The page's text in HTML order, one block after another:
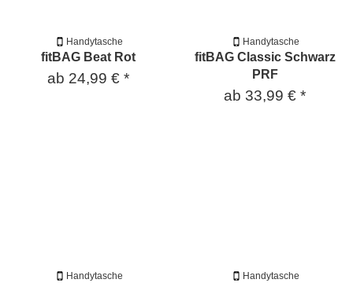
Handytasche
fitBAG Beat Rot
ab 24,99 € *
Handytasche
fitBAG Classic Schwarz
PRF
ab 33,99 € *
Handytasche Handytasche